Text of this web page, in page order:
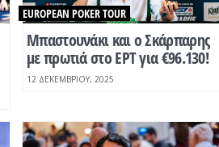
Μπαστουνάκι και ο Σκάρπαρης
με πρωτιά στο EPT για €96.130!
EUROPEAN POKER TOUR
12 ΔΕΚΕΜΒΡΊΟΥ, 2025